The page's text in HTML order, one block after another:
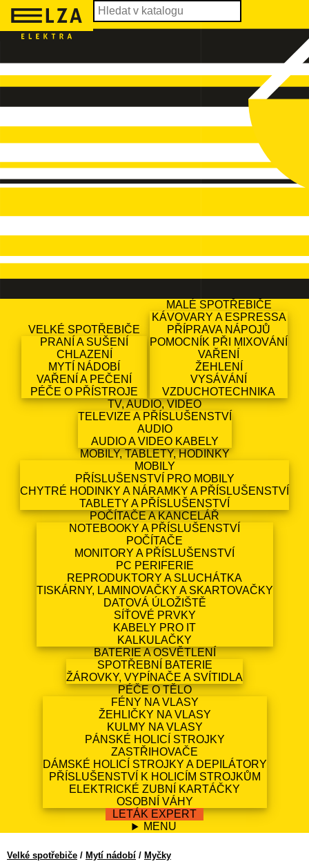
VELKÉ SPOTŘEBIČE
PRANÍ A SUŠENÍ
CHLAZENÍ
MYTÍ NÁDOBÍ
VAŘENÍ A PEČENÍ
PÉČE O PŘÍSTROJE
MALÉ SPOTŘEBIČE
KÁVOVARY A ESPRESSA
PŘÍPRAVA NÁPOJŮ
POMOCNÍK PŘI MIXOVÁNÍ
VAŘENÍ
ŽEHLENÍ
VYSÁVÁNÍ
VZDUCHOTECHNIKA
TV, AUDIO, VIDEO
TELEVIZE A PŘÍSLUŠENSTVÍ
AUDIO
AUDIO A VIDEO KABELY
MOBILY, TABLETY, HODINKY
MOBILY
PŘÍSLUŠENSTVÍ PRO MOBILY
CHYTRÉ HODINKY A NÁRAMKY A PŘÍSLUŠENSTVÍ
TABLETY A PŘÍSLUŠENSTVÍ
POČÍTAČE A KANCELÁŘ
NOTEBOOKY A PŘÍSLUŠENSTVÍ
POČÍTAČE
MONITORY A PŘÍSLUŠENSTVÍ
PC PERIFERIE
REPRODUKTORY A SLUCHÁTKA
TISKÁRNY, LAMINOVAČKY A SKARTOVAČKY
DATOVÁ ÚLOŽIŠTĚ
SÍŤOVÉ PRVKY
KABELY PRO IT
KALKULAČKY
BATERIE A OSVĚTLENÍ
SPOTŘEBNÍ BATERIE
ŽÁROVKY, VYPÍNAČE A SVÍTIDLA
PÉČE O TĚLO
FÉNY NA VLASY
ŽEHLIČKY NA VLASY
KULMY NA VLASY
PÁNSKÉ HOLICÍ STROJKY
ZASTŘIHOVAČE
DÁMSKÉ HOLICÍ STROJKY A DEPILÁTORY
PŘÍSLUŠENSTVÍ K HOLICÍM STROJKŮM
ELEKTRICKÉ ZUBNÍ KARTÁČKY
OSOBNÍ VÁHY
LETÁK EXPERT
MENU
Velké spotřebiče / Mytí nádobí / Myčky